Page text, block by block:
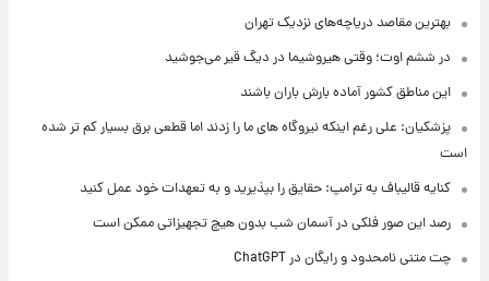
بهترین مقاصد دریاچه‌های نزدیک تهران
در ششم اوت؛ وقتی هیروشیما در دیگ قیر می‌جوشید
این مناطق کشور آماده بارش باران باشند
پزشکیان: علی رغم اینکه نیروگاه های ما را زدند اما قطعی برق بسیار کم تر شده
است
کنایه قالیباف به ترامپ: حقایق را بپذیرید و به تعهدات خود عمل کنید
رصد این صور فلکی در آسمان شب بدون هیچ تجهیزاتی ممکن است
چت متنی نامحدود و رایگان در ChatGPT